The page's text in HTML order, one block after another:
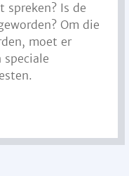
spreken? Is de
Om die
moet er
speciale